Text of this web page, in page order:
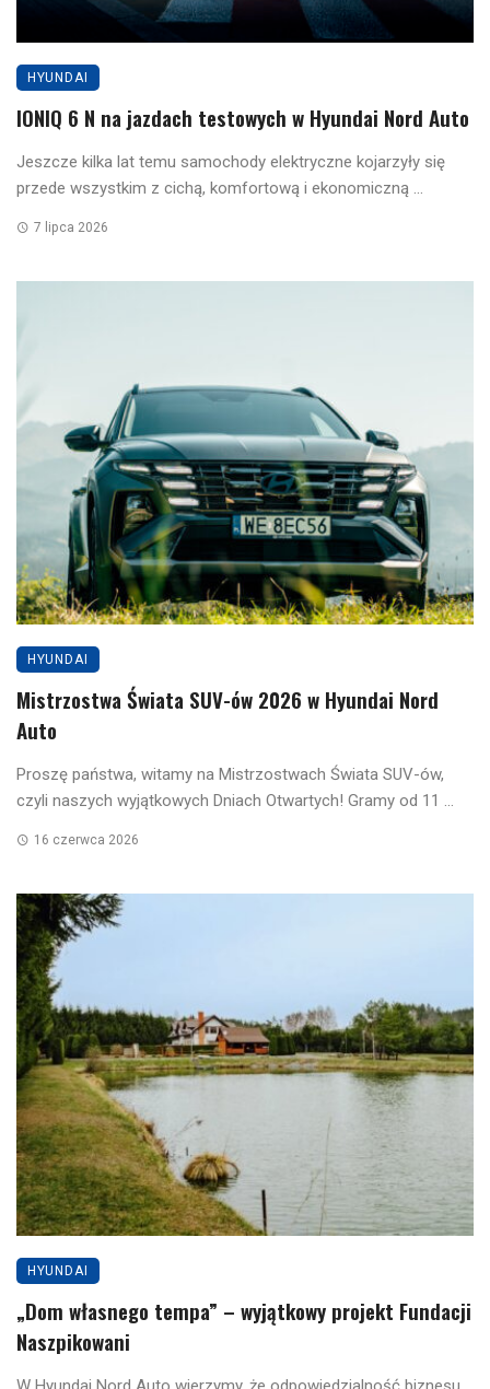
HYUNDAI
IONIQ 6 N na jazdach testowych w Hyundai Nord Auto
Jeszcze kilka lat temu samochody elektryczne kojarzyły się
przede wszystkim z cichą, komfortową i ekonomiczną ...
7 lipca 2026
HYUNDAI
Mistrzostwa Świata SUV-ów 2026 w Hyundai Nord
Auto
Proszę państwa, witamy na Mistrzostwach Świata SUV-ów,
czyli naszych wyjątkowych Dniach Otwartych! Gramy od 11 ...
16 czerwca 2026
HYUNDAI
„Dom własnego tempa” – wyjątkowy projekt Fundacji
Naszpikowani